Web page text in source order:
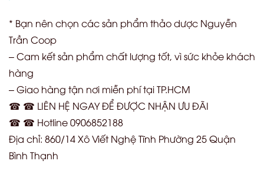
* Bạn nên chọn các sản phẩm thảo dược Nguyễn
Trần Coop
– Cam kết sản phẩm chất lượng tốt, vì sức khỏe khách
hàng
– Giao hàng tận nơi miễn phí tại TP.HCM
☎ ☎ LIÊN HỆ NGAY ĐỂ ĐƯỢC NHẬN ƯU ĐÃI
☎ ☎ Hotline 0906852188
Địa chỉ: 860/14 Xô Viết Nghệ Tĩnh Phường 25 Quận
Bình Thạnh